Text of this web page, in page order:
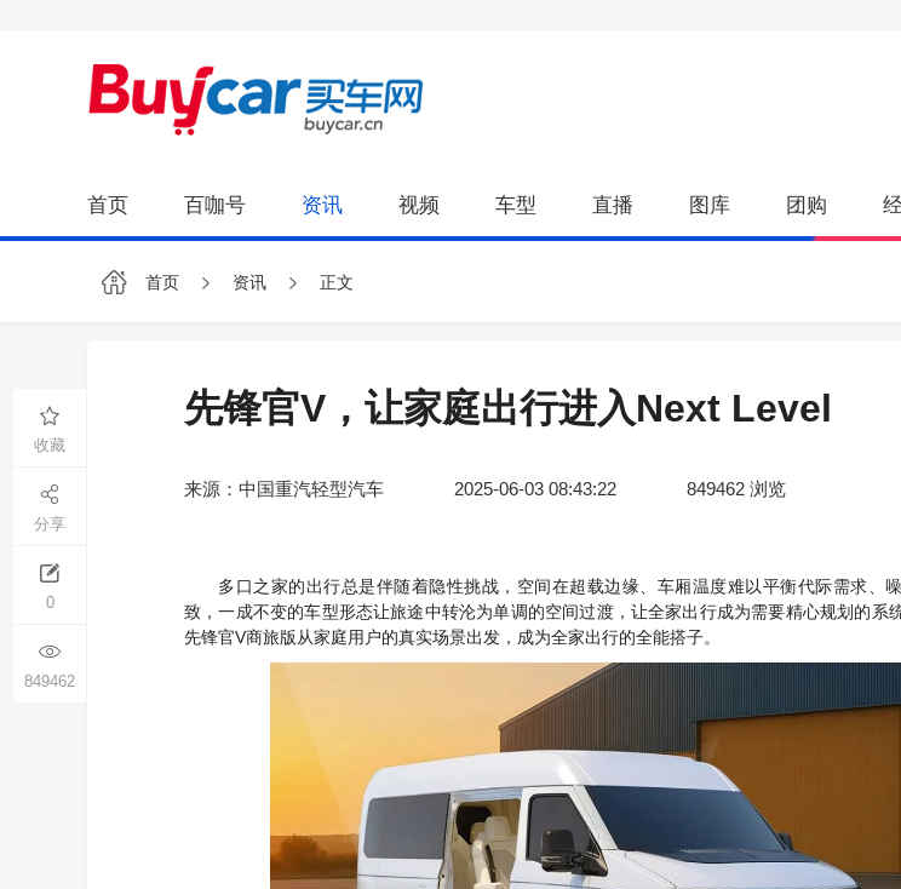
首页 百咖号 资讯 视频 车型 直播 图库 团购
首页 资讯 正文
先锋官V，让家庭出行进入Next Level
来源：中国重汽轻型汽车 2025-06-03 08:43:22 849462 浏览
收藏
分享
0
849462
多口之家的出行总是伴随着隐性挑战，空间在超载边缘、车厢温度难以平衡代际需求、
致，一成不变的车型形态让旅途中转沦为单调的空间过渡，让全家出行成为需要精心规划的系
先锋官V商旅版从家庭用户的真实场景出发，成为全家出行的全能搭子。